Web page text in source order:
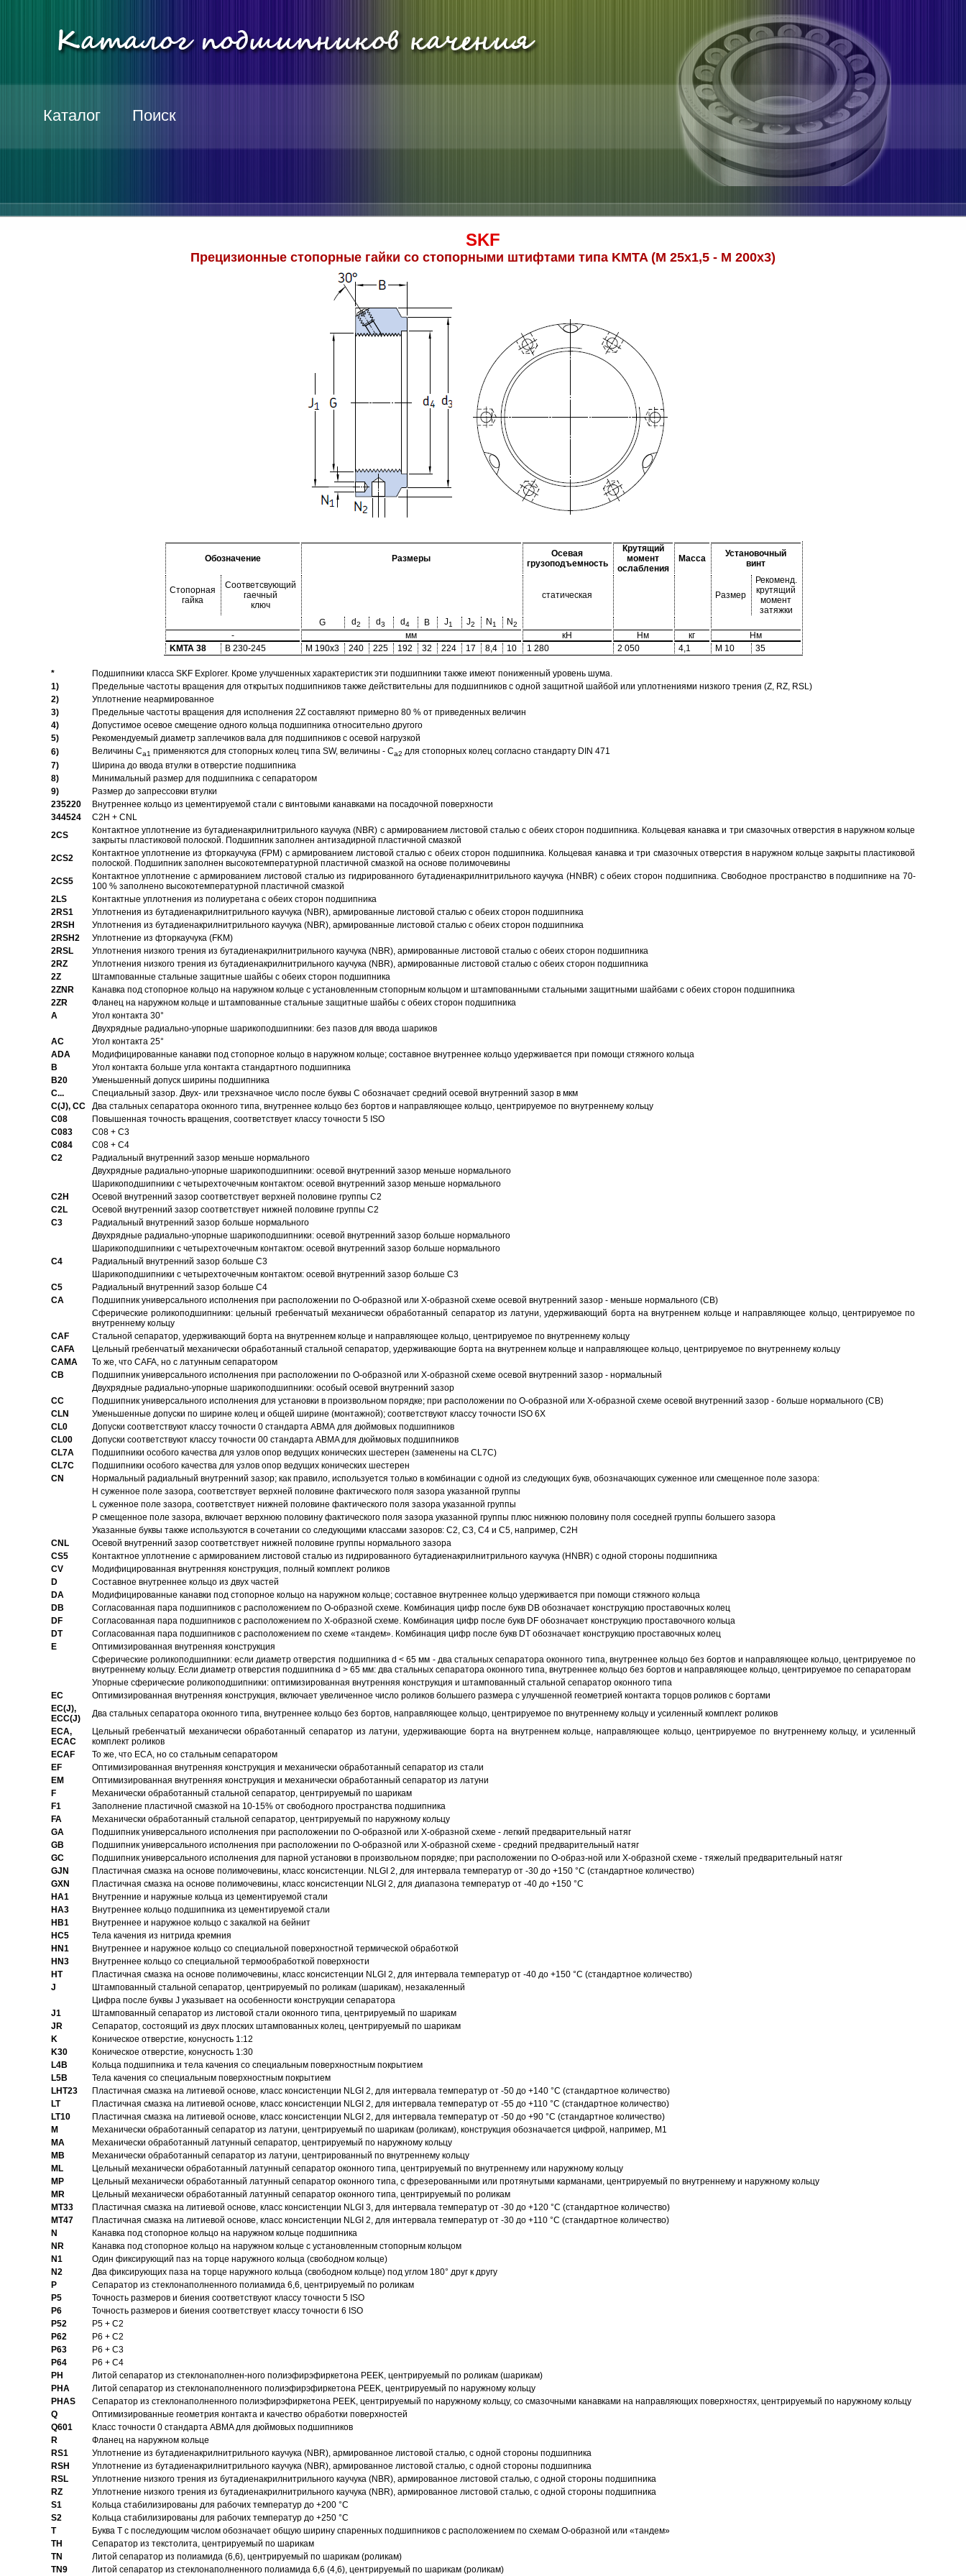
Каталог Поиск
SKF
Прецизионные стопорные гайки со стопорными штифтами типа KMTA (M 25x1,5 - M 200x3)
Обозначение Размеры
Осевая
грузоподъемность
Крутящий
момент
ослабления
Масса
Установочный
винт
Стопорная
гайка
Соответсвующий
гаечный
ключ
статическая Размер
Рекоменд.
крутящий
момент
затяжки
G
d2 d3 d4 B J1 J2 N1 N2
- мм кН Нм кг
Нм
KMTA 38
B 230-245 M 190x3 240 225 192 32 224 17 8,4 10 1 280 2 050 4,1 M 10 35
*
Подшипники класса SKF Explorer. Кроме улучшенных характеристик эти подшипники также имеют пониженный уровень шума.
1)
Предельные частоты вращения для открытых подшипников также действительны для подшипников с одной защитной шайбой или уплотнениями низкого трения (Z, RZ, RSL)
2)
Уплотнение неармированное
3)
Предельные частоты вращения для исполнения 2Z составляют примерно 80 % от приведенных величин
4)
Допустимое осевое смещение одного кольца подшипника относительно другого
5)
Рекомендуемый диаметр заплечиков вала для подшипников с осевой нагрузкой
6)
Величины Ca1 применяются для стопорных колец типа SW, величины - Ca2 для стопорных колец согласно стандарту DIN 471
7)
Ширина до ввода втулки в отверстие подшипника
8)
Минимальный размер для подшипника с сепаратором
9)
Размер до запрессовки втулки
235220
Внутреннее кольцо из цементируемой стали с винтовыми канавками на посадочной поверхности
344524
C2H + CNL
2CS
Контактное уплотнение из бутадиенакрилнитрильного каучука (NBR) с армированием листовой сталью с обеих сторон подшипника. Кольцевая канавка и три смазочных отверстия в наружном кольце
закрыты пластиковой полоской. Подшипник заполнен антизадирной пластичной смазкой
2CS2
Контактное уплотнение из фторкаучука (FPM) с армированием листовой сталью с обеих сторон подшипника. Кольцевая канавка и три смазочных отверстия в наружном кольце закрыты пластиковой
полоской. Подшипник заполнен высокотемпературной пластичной смазкой на основе полимочевины
2CS5
Контактное уплотнение с армированием листовой сталью из гидрированного бутадиенакрилнитрильного каучука (HNBR) с обеих сторон подшипника. Свободное пространство в подшипнике на 70-
100 % заполнено высокотемпературной пластичной смазкой
2LS
Контактные уплотнения из полиуретана с обеих сторон подшипника
2RS1
Уплотнения из бутадиенакрилнитрильного каучука (NBR), армированные листовой сталью с обеих сторон подшипника
2RSH
Уплотнения из бутадиенакрилнитрильного каучука (NBR), армированные листовой сталью с обеих сторон подшипника
2RSH2
Уплотнение из фторкаучука (FKM)
2RSL
Уплотнения низкого трения из бутадиенакрилнитрильного каучука (NBR), армированные листовой сталью с обеих сторон подшипника
2RZ
Уплотнения низкого трения из бутадиенакрилнитрильного каучука (NBR), армированные листовой сталью с обеих сторон подшипника
2Z
Штампованные стальные защитные шайбы с обеих сторон подшипника
2ZNR
Канавка под стопорное кольцо на наружном кольце с установленным стопорным кольцом и штампованными стальными защитными шайбами с обеих сторон подшипника
2ZR
Фланец на наружном кольце и штампованные стальные защитные шайбы с обеих сторон подшипника
A
Угол контакта 30°
Двухрядные радиально-упорные шарикоподшипники: без пазов для ввода шариков
AC
Угол контакта 25°
ADA
Модифицированные канавки под стопорное кольцо в наружном кольце; составное внутреннее кольцо удерживается при помощи стяжного кольца
B
Угол контакта больше угла контакта стандартного подшипника
B20
Уменьшенный допуск ширины подшипника
C...
Специальный зазор. Двух- или трехзначное число после буквы С обозначает средний осевой внутренний зазор в мкм
C(J), CC
Два стальных сепаратора оконного типа, внутреннее кольцо без бортов и направляющее кольцо, центрируемое по внутреннему кольцу
C08
Повышенная точность вращения, соответствует классу точности 5 ISO
C083
C08 + C3
C084
C08 + C4
C2
Pадиальный внутренний зазор меньше нормального
Двухрядные радиально-упорные шарикоподшипники: осевой внутренний зазор меньше нормального
Шарикоподшипники с четырехточечным контактом: осевой внутренний зазор меньше нормального
C2H
Осевой внутренний зазор соответствует верхней половине группы C2
C2L
Осевой внутренний зазор соответствует нижней половине группы C2
C3
Pадиальный внутренний зазор больше нормального
Двухрядные радиально-упорные шарикоподшипники: осевой внутренний зазор больше нормального
Шарикоподшипники с четырехточечным контактом: осевой внутренний зазор больше нормального
C4
Pадиальный внутренний зазор больше C3
Шарикоподшипники с четырехточечным контактом: осевой внутренний зазор больше C3
C5
Pадиальный внутренний зазор больше C4
CA
Подшипник универсального исполнения при расположении по О-образной или Х-образной схеме осевой внутренний зазор - меньше нормального (CB)
Сферические роликоподшипники: цельный гребенчатый механически обработанный сепаратор из латуни, удерживающий борта на внутреннем кольце и направляющее кольцо, центрируемое по
внутреннему кольцу
CAF
Стальной сепаратор, удерживающий борта на внутреннем кольце и направляющее кольцо, центрируемое по внутреннему кольцу
CAFA
Цельный гребенчатый механически обработанный стальной сепаратор, удерживающие борта на внутреннем кольце и направляющее кольцо, центрируемое по внутреннему кольцу
CAMA
То же, что CAFA, но с латунным сепаратором
CB
Подшипник универсального исполнения при расположении по О-образной или Х-образной схеме осевой внутренний зазор - нормальный
Двухрядные радиально-упорные шарикоподшипники: особый осевой внутренний зазор
CC
Подшипник универсального исполнения для установки в произвольном порядке; при расположении по О-образной или Х-образной схеме осевой внутренний зазор - больше нормального (CB)
CLN
Уменьшенные допуски по ширине колец и общей ширине (монтажной); соответствуют классу точности ISO 6X
CL0
Допуски соответствуют классу точности 0 стандарта АВМА для дюймовых подшипников
CL00
Допуски соответствуют классу точности 00 стандарта ABMA для дюймовых подшипников
CL7A
Подшипники особого качества для узлов опор ведущих конических шестерен (заменены на CL7C)
CL7C
Подшипники особого качества для узлов опор ведущих конических шестерен
CN
Hормальный радиальный внутренний зазор; как правило, используется только в комбинации с одной из следующих букв, обозначающих суженное или смещенное поле зазора:
H суженное поле зазора, соответствует верхней половине фактического поля зазора указанной группы
L суженное поле зазора, соответствует нижней половине фактического поля зазора указанной группы
P смещенное поле зазора, включает верхнюю половину фактического поля зазора указанной группы плюс нижнюю половину поля соседней группы большего зазора
Указанные буквы также используются в сочетании со следующими классами зазоров: С2, C3, С4 и С5, например, С2Н
CNL
Осевой внутренний зазор соответствует нижней половине группы нормального зазора
CS5
Контактное уплотнение с армированием листовой сталью из гидрированного бутадиенакрилнитрильного каучука (HNBR) с одной стороны подшипника
CV
Модифицированная внутренняя конструкция, полный комплект роликов
D
Составное внутреннее кольцо из двух частей
DA
Модифицированные канавки под стопорное кольцо на наружном кольце; составное внутреннее кольцо удерживается при помощи стяжного кольца
DB
Согласованная пара подшипников с расположением по О-образной схеме. Комбинация цифр после букв DB обозначает конструкцию проставочных колец
DF
Согласованная пара подшипников с расположением по Х-образной схеме. Комбинация цифр после букв DF обозначает конструкцию проставочного кольца
DT
Согласованная пара подшипников с расположением по схеме «тандем». Комбинация цифр после букв DT обозначает конструкцию проставочных колец
E
Оптимизированная внутренняя конструкция
Сферические роликоподшипники: если диаметр отверстия подшипника d < 65 мм - два стальных сепаратора оконного типа, внутреннее кольцо без бортов и направляющее кольцо, центрируемое по
внутреннему кольцу. Если диаметр отверстия подшипника d > 65 мм: два стальных сепаратора оконного типа, внутреннее кольцо без бортов и направляющее кольцо, центрируемое по сепараторам
Упорные сферические роликоподшипники: оптимизированная внутренняя конструкция и штампованный стальной сепаратор оконного типа
EC
Oптимизированная внутренняя конструкция, включает увеличенное число роликов большего размера с улучшенной геометрией контакта торцов роликов с бортами
EC(J),
ECC(J)
Два стальных сепаратора оконного типа, внутреннее кольцо без бортов, направляющее кольцо, центрируемое по внутреннему кольцу и усиленный комплект роликов
ECA,
ECAC
Цельный гребенчатый механически обработанный сепаратор из латуни, удерживающие борта на внутреннем кольце, направляющее кольцо, центрируемое по внутреннему кольцу, и усиленный
комплект роликов
ECAF
То же, что ECA, но со стальным сепаратором
EF
Оптимизированная внутренняя конструкция и механически обработанный сепаратор из стали
EM
Оптимизированная внутренняя конструкция и механически обработанный сепаратор из латуни
F
Механически обработанный стальной сепаратор, центрируемый по шарикам
F1
Заполнение пластичной смазкой на 10-15% от свободного пространства подшипника
FA
Механически обработанный стальной сепаратор, центрируемый по наружному кольцу
GA
Подшипник универсального исполнения при расположении по О-образной или Х-образной схеме - легкий предварительный натяг
GB
Подшипник универсального исполнения при расположении по О-образной или Х-образной схеме - средний предварительный натяг
GC
Подшипник универсального исполнения для парной установки в произвольном порядке; при расположении по О-образ-ной или Х-образной схеме - тяжелый предварительный натяг
GJN
Пластичная смазка на основе полимочевины, класс консистенции. NLGI 2, для интервала температур от -30 до +150 °C (стандартное количество)
GXN
Пластичная смазка на основе полимочевины, класс консистенции NLGI 2, для диапазона температур от -40 до +150 °C
HA1
Внутренние и наружные кольца из цементируемой стали
HA3
Bнутреннее кольцо подшипника из цементируемой стали
HB1
Bнутреннее и наружное кольцо с закалкой на бейнит
HC5
Тела качения из нитрида кремния
HN1
Bнутреннее и наружное кольцо со специальной поверхностной термической обработкой
HN3
Внутреннее кольцо со специальной термообработкой поверхности
HT
Пластичная смазка на основе полимочевины, класс консистенции NLGI 2, для интервала температур от -40 до +150 °C (стандартное количество)
J
Штампованный стальной сепаратор, центрируемый по роликам (шарикам), незакаленный
Цифра после буквы J указывает на особенности конструкции сепаратора
J1
Штампованный сепаратор из листовой стали оконного типа, центрируемый по шарикам
JR
Сепаратор, состоящий из двух плоских штампованных колец, центрируемый по шарикам
K
Коническое отверстие, конусность 1:12
K30
Коническое отверстие, конусность 1:30
L4B
Кольца подшипника и тела качения со специальным поверхностным покрытием
L5B
Тела качения со специальным поверхностным покрытием
LHT23
Пластичная смазка на литиевой основе, класс консистенции NLGI 2, для интервала температур от -50 до +140 °C (стандартное количество)
LT
Пластичная смазка на литиевой основе, класс консистенции NLGI 2, для интервала температур от -55 до +110 °C (стандартное количество)
LT10
Пластичная смазка на литиевой основе, класс консистенции NLGI 2, для интервала температур от -50 до +90 °C (стандартное количество)
M
Механически обработанный сепаратор из латуни, центрируемый по шарикам (роликам), конструкция обозначается цифрой, например, M1
MA
Механически обработанный латунный сепаратор, центрируемый по наружному кольцу
MB
Механически обработанный сепаратор из латуни, центрированный по внутреннему кольцу
ML
Цельный механически обработанный латунный сепаратор оконного типа, центрируемый по внутреннему или наружному кольцу
MP
Цельный механически обработанный латунный сепаратор оконного типа, с фрезерованными или протянутыми карманами, центрируемый по внутреннему и наружному кольцу
MR
Цельный механически обработанный латунный сепаратор оконного типа, центрируемый по роликам
MT33
Пластичная смазка на литиевой основе, класс консистенции NLGI 3, для интервала температур от -30 до +120 °C (стандартное количество)
MT47
Пластичная смазка на литиевой основе, класс консистенции NLGI 2, для интервала температур от -30 до +110 °C (стандартное количество)
N
Канавка под стопорное кольцо на наружном кольце подшипника
NR
Канавка под стопорное кольцо на наружном кольце с установленным стопорным кольцом
N1
Один фиксирующий паз на торце наружного кольца (свободном кольце)
N2
Два фиксирующих паза на торце наружного кольца (свободном кольце) под углом 180° друг к другу
P
Cепаратор из стеклонаполненного полиамида 6,6, центрируемый по роликам
P5
Точность размеров и биения соответствуют классу точности 5 ISO
P6
Точность размеров и биения соответствует классу точности 6 ISO
P52
P5 + C2
P62
P6 + C2
P63
P6 + C3
P64
P6 + C4
PH
Литой сепаратор из стеклонаполнен-ного полиэфирэфиркетона PEEK, центрируемый по роликам (шарикам)
PHA
Литой сепаратор из стеклонаполненного полиэфирэфиркетона PEEK, центрируемый по наружному кольцу
PHAS
Сепаратор из стеклонаполненного полиэфирэфиркетона PEEK, центрируемый по наружному кольцу, со смазочными канавками на направляющих поверхностях, центрируемый по наружному кольцу
Q
Оптимизированные геометрия контакта и качество обработки поверхностей
Q601
Класс точности 0 стандарта ABMA для дюймовых подшипников
R
Фланец на наружном кольце
RS1
Уплотнение из бутадиенакрилнитрильного каучука (NBR), армированное листовой сталью, с одной стороны подшипника
RSH
Уплотнение из бутадиенакрилнитрильного каучука (NBR), армированное листовой сталью, с одной стороны подшипника
RSL
Уплотнение низкого трения из бутадиенакрилнитрильного каучука (NBR), армированное листовой сталью, с одной стороны подшипника
RZ
Уплотнение низкого трения из бутадиенакрилнитрильного каучука (NBR), армированное листовой сталью, с одной стороны подшипника
S1
Кольца стабилизированы для рабочих температур до +200 °C
S2
Кольца стабилизированы для рабочих температур до +250 °C
T
Буква T с последующим числом обозначает общую ширину спаренных подшипников с расположением по схемам О-образной или «тандем»
TH
Сепаратор из текстолита, центрируемый по шарикам
TN
Литой сепаратор из полиамида (6,6), центрируемый по шарикам (роликам)
TN9
Литой сепаратор из стеклонаполненного полиамида 6,6 (4,6), центрируемый по шарикам (роликам)